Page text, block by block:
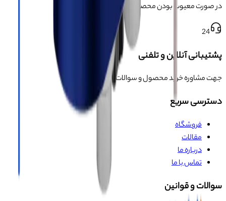
در صورت معیوب بودن محصول
24
پشتیبانی آنلاین و تلفنی
جهت مشاوره خرید محصول و سوالات
دسترسی سریع
فروشگاه
مقالات
درباره ما
تماس با ما
سوالات و قوانین